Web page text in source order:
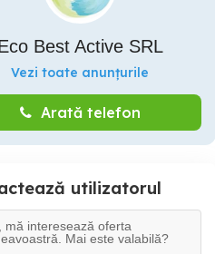
Best Active SRL
Vezi toate anunțurile
Arată telefon
utilizatorul